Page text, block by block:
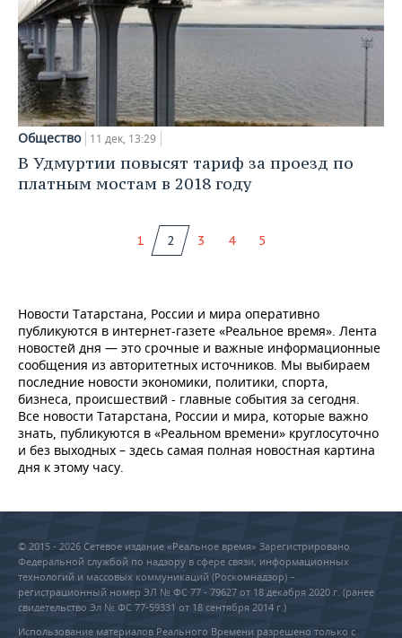
Общество 11 дек, 13:29
В Удмуртии повысят тариф за проезд по
платным мостам в 2018 году
1 2 3 4 5
Новости Татарстана, России и мира оперативно
публикуются в интернет-газете «Реальное время». Лента
новостей дня — это срочные и важные информационные
сообщения из авторитетных источников. Мы выбираем
последние новости экономики, политики, спорта,
бизнеса, происшествий - главные события за сегодня.
Все новости Татарстана, России и мира, которые важно
знать, публикуются в «Реальном времени» круглосуточно
и без выходных – здесь самая полная новостная картина
дня к этому часу.
© 2015 - 2026 Сетевое издание «Реальное время» Зарегистрировано
Федеральной службой по надзору в сфере связи, информационных
технологий и массовых коммуникаций (Роскомнадзор) –
регистрационный номер ЭЛ № ФС 77 - 79627 от 18 декабря 2020 г. (ранее
свидетельство Эл № ФС 77-59331 от 18 сентября 2014 г.)
Использование материалов Реального Времени разрешено только с